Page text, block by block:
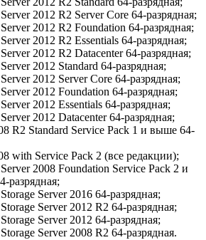
2012 R2 Server Core 64-разрядная;
2012 R2 Foundation 64-разрядная;
2012 R2 Essentials 64-разрядная;
2012 R2 Datacenter 64-разрядная;
2012 Standard 64-разрядная;
2012 Server Core 64-разрядная;
2012 Foundation 64-разрядная;
2012 Essentials 64-разрядная;
2012 Datacenter 64-разрядная;
R2 Standard Service Pack 1 и выше 64-
with Service Pack 2 (все редакции);
2008 Foundation Service Pack 2 и
разрядная;
Server 2016 64-разрядная;
Server 2012 R2 64-разрядная;
Server 2012 64-разрядная;
Server 2008 R2 64-разрядная.